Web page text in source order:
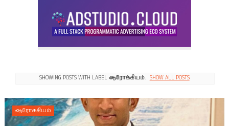
SHOWING POSTS WITH LABELஆரோக்கியம். SHOW ALL POSTS
ஆரோக்கியம்